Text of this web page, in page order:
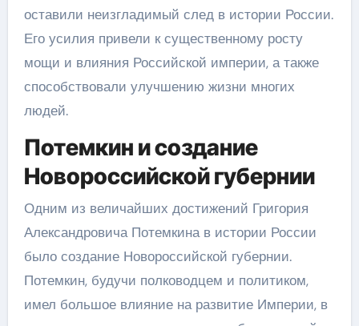
оставили неизгладимый след в истории России.
Его усилия привели к существенному росту
мощи и влияния Российской империи, а также
способствовали улучшению жизни многих
людей.
Потемкин и создание
Новороссийской губернии
Одним из величайших достижений Григория
Александровича Потемкина в истории России
было создание Новороссийской губернии.
Потемкин, будучи полководцем и политиком,
имел большое влияние на развитие Империи, в